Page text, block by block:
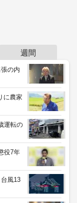
週間
の内
に農家
運転の
役7年
風13